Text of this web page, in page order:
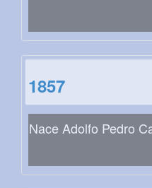
1857
Nace Adolfo Pedro